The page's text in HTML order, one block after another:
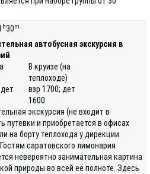
h30m
автобусная экскурсия в
В круизе (на
теплоходе)
взр 1700; дет
1600
экскурсия (не входит в
путевки и приобретается в офисах
на борту теплохода у дирекции
саратовского лимонария
невероятно занимательная картина
природы во всей её полноте. Здесь